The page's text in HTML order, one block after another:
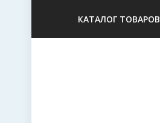
КАТАЛОГ ТОВАРОВ